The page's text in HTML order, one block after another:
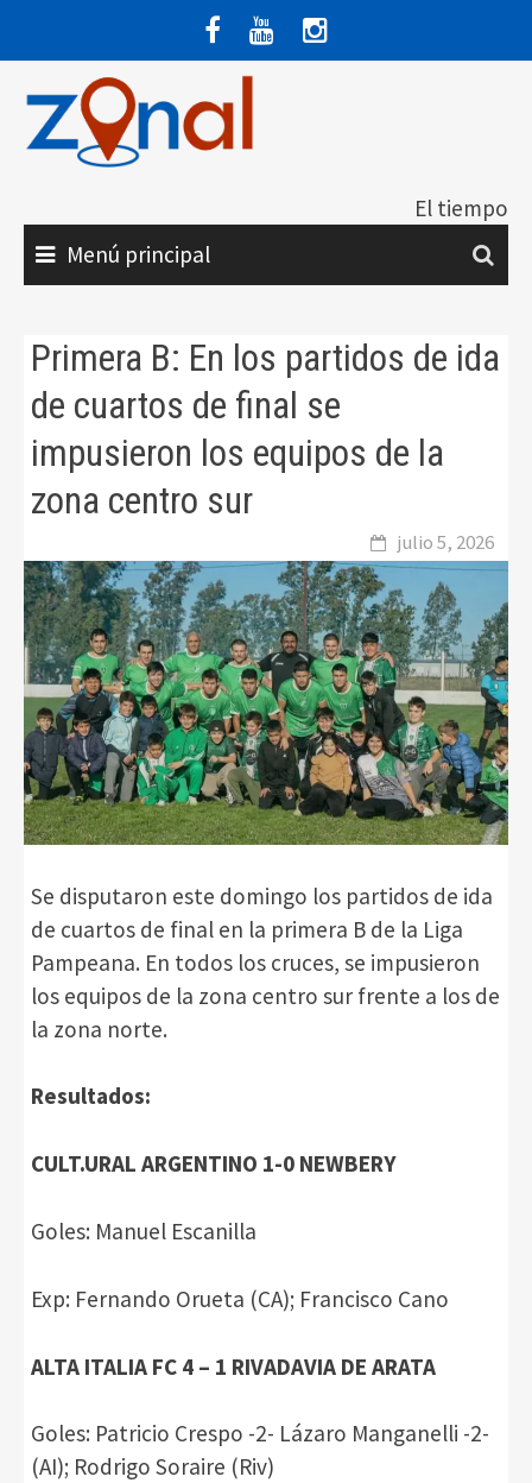
contenido
El tiempo
Menú principal
Primera B: En los partidos de ida
de cuartos de final se
impusieron los equipos de la
zona centro sur
julio 5, 2026
Se disputaron este domingo los partidos de ida
de cuartos de final en la primera B de la Liga
Pampeana. En todos los cruces, se impusieron
los equipos de la zona centro sur frente a los de
la zona norte.
Resultados:
CULT.URAL ARGENTINO 1-0 NEWBERY
Goles: Manuel Escanilla
Exp: Fernando Orueta (CA); Francisco Cano
ALTA ITALIA FC 4 – 1 RIVADAVIA DE ARATA
Goles: Patricio Crespo -2- Lázaro Manganelli -2-
(AI); Rodrigo Soraire (Riv)